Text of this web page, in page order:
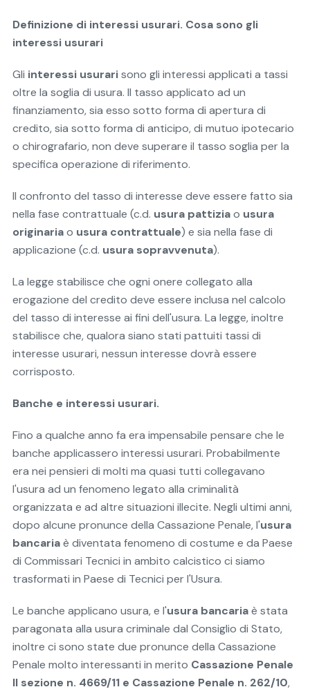
Definizione di interessi usurari. Cosa sono gli
interessi usurari
Gli interessi usurarisono gli interessi applicati a tassi
oltre la soglia di usura. Il tasso applicato ad un
finanziamento, sia esso sotto forma di apertura di
credito, sia sotto forma di anticipo, di mutuo ipotecario
o chirografario, non deve superare il tasso soglia per la
specifica operazione di riferimento.
Il confronto del tasso di interesse deve essere fatto sia
nella fase contrattuale (c.d. usura pattiziao usura
originariao usura contrattuale) e sia nella fase di
applicazione (c.d. usura sopravvenuta).
La legge stabilisce che ogni onere collegato alla
erogazione del credito deve essere inclusa nel calcolo
del tasso di interesse ai fini dell'usura. La legge, inoltre
stabilisce che, qualora siano stati pattuiti tassi di
interesse usurari, nessun interesse dovrà essere
corrisposto.
Banche e interessi usurari.
Fino a qualche anno fa era impensabile pensare che le
banche applicassero interessi usurari. Probabilmente
era nei pensieri di molti ma quasi tutti collegavano
l'usura ad un fenomeno legato alla criminalità
organizzata e ad altre situazioni illecite. Negli ultimi anni,
dopo alcune pronunce della Cassazione Penale, l'usura
bancariaè diventata fenomeno di costume e da Paese
di Commissari Tecnici in ambito calcistico ci siamo
trasformati in Paese di Tecnici per l'Usura.
Le banche applicano usura, e l'usura bancariaè stata
paragonata alla usura criminale dal Consiglio di Stato,
inoltre ci sono state due pronunce della Cassazione
Penale molto interessanti in merito Cassazione Penale
II sezione n. 4669/11 e Cassazione Penale n. 262/10,